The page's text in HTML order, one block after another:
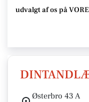
udvalgt af os på
Østerbro 43 A